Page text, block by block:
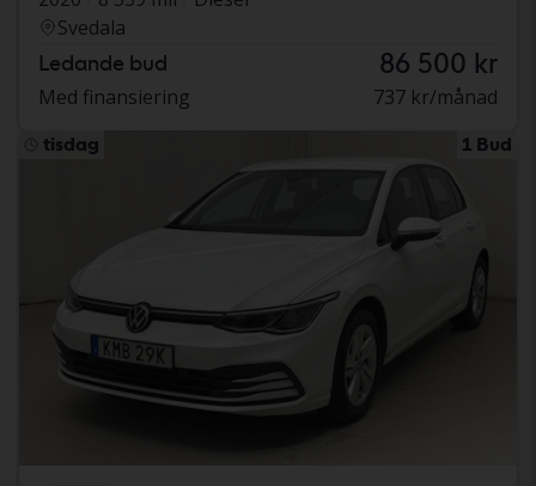
Svedala
Ledande bud 86 500 kr
Med finansiering 737 kr/månad
tisdag 1 Bud